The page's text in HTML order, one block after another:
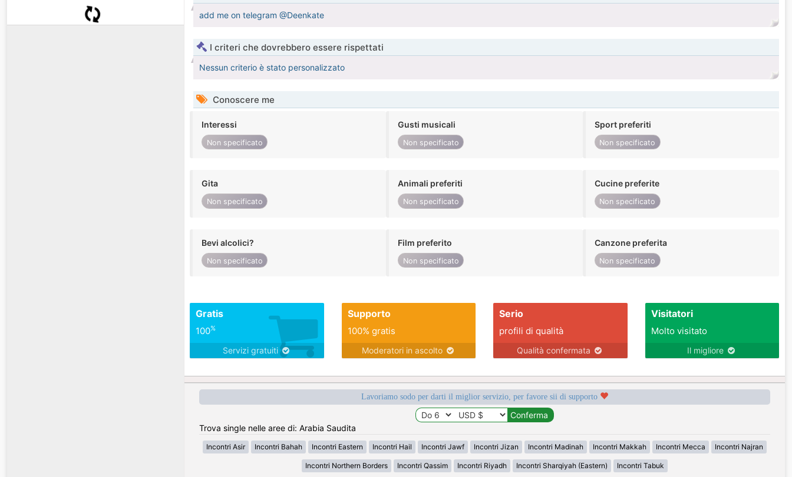
add me on telegram @Deenkate
I criteri che dovrebbero essere rispettati
Nessun criterio è stato personalizzato
Conoscere me
Interessi
Non specificato
Gusti musicali
Non specificato
Sport preferiti
Non specificato
Gita
Non specificato
Animali preferiti
Non specificato
Cucine preferite
Non specificato
Bevi alcolici?
Non specificato
Film preferito
Non specificato
Canzone preferita
Non specificato
Gratis
100%
Servizi gratuiti
Supporto
100% gratis
Moderatori in ascolto
Serio
profili di qualità
Qualità confermata
Visitatori
Molto visitato
Il migliore
Lavoriamo sodo per darti il miglior servizio, per favore sii di supporto
Trova single nelle aree di: Arabia Saudita
Incontri Asir Incontri Bahah Incontri Eastern Incontri Hail Incontri Jawf Incontri Jizan Incontri Madinah Incontri Makkah Incontri Mecca Incontri Najran
Incontri Northern Borders Incontri Qassim Incontri Riyadh Incontri Sharqiyah (Eastern) Incontri Tabuk